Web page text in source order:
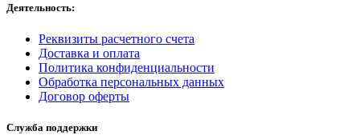
Деятельность:
Реквизиты расчетного счета
Доставка и оплата
Политика конфиденциальности
Обработка персональных данных
Договор оферты
Служба поддержки